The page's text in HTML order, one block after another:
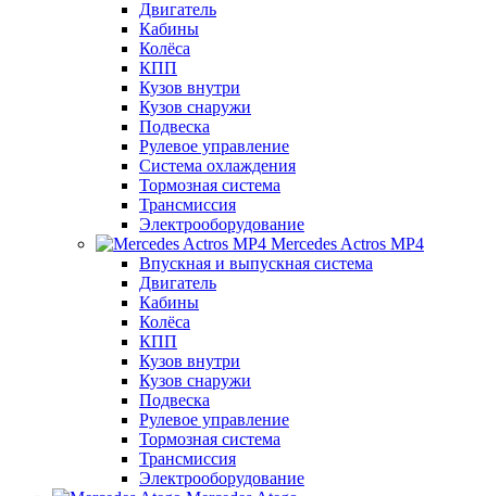
Двигатель
Кабины
Колёса
КПП
Кузов внутри
Кузов снаружи
Подвеска
Рулевое управление
Система охлаждения
Тормозная система
Трансмиссия
Электрооборудование
Mercedes Actros MP4
Впускная и выпускная система
Двигатель
Кабины
Колёса
КПП
Кузов внутри
Кузов снаружи
Подвеска
Рулевое управление
Тормозная система
Трансмиссия
Электрооборудование